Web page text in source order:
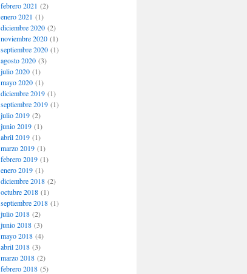
febrero 2021 (2)
enero 2021 (1)
diciembre 2020(2)
noviembre 2020(1)
septiembre 2020(1)
agosto 2020(3)
julio 2020(1)
mayo 2020(1)
diciembre 2019(1)
septiembre 2019(1)
julio 2019(2)
junio 2019(1)
abril 2019(1)
marzo 2019(1)
febrero 2019(1)
enero 2019(1)
diciembre 2018(2)
octubre 2018(1)
septiembre 2018(1)
julio 2018(2)
junio 2018(3)
mayo 2018(4)
abril 2018(3)
marzo 2018(2)
febrero 2018(5)